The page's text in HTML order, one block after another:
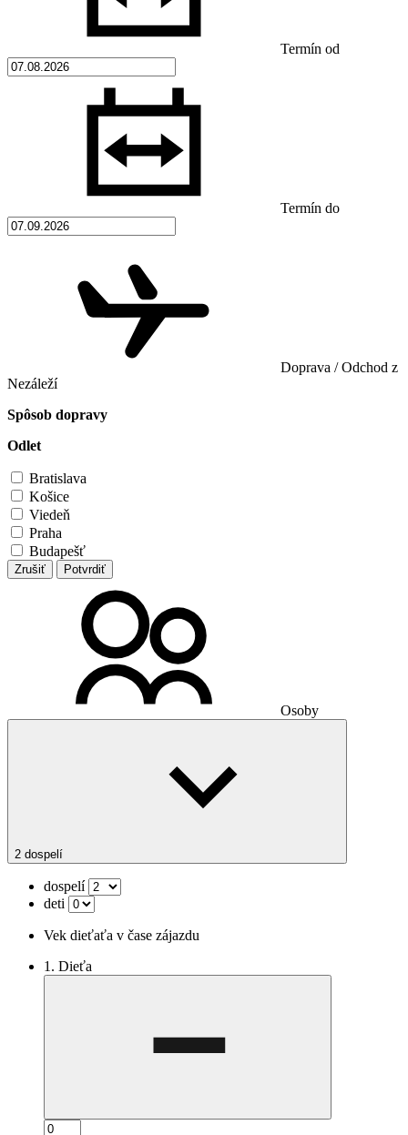
Termín od
Termín do
Doprava / Odchod z
Nezáleží
Spôsob dopravy
Odlet
Bratislava
Košice
Viedeň
Praha
Budapešť
Zrušiť Potvrdiť
Osoby
2 dospelí
dospelí
deti
Vek dieťaťa v čase zájazdu
1. Dieťa